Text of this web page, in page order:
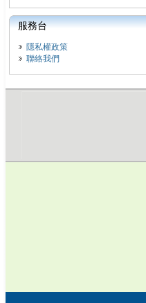
服務台
隱私權政策
聯絡我們